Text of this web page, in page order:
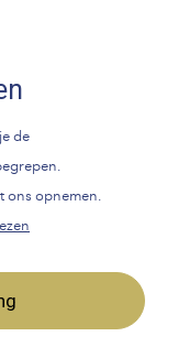
de
ons opnemen.